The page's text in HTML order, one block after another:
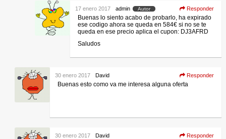
admin Autor
17 enero 2017 Responder
Buenas lo siento acabo de probarlo, ha expirado
ese codigo ahora se queda en 584€ si no se te
queda en ese precio aplica el cupon: DJ3AFRD
Saludos
David
30 enero 2017 Responder
Buenas esto como va me interesa alguna oferta
David
30 enero 2017 Responder